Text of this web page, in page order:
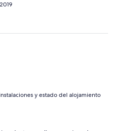
y estado del alojamiento